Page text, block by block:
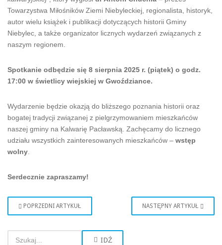
Towarzystwa Miłośników Ziemi Niebyleckiej, regionalista, historyk,
autor wielu książek i publikacji dotyczących historii Gminy
Niebylec, a także organizator licznych wydarzeń związanych z
naszym regionem.
Spotkanie odbędzie się 8 sierpnia 2025 r. (piątek) o godz.
17:00 w świetlicy wiejskiej w Gwoździance.
Wydarzenie będzie okazją do bliższego poznania historii oraz
bogatej tradycji związanej z pielgrzymowaniem mieszkańców
naszej gminy na Kalwarię Pacławską. Zachęcamy do licznego
udziału wszystkich zainteresowanych mieszkańców – wstęp
wolny.
Serdecznie zapraszamy!
POPRZEDNI ARTYKUŁ NASTĘPNY ARTYKUŁ
IDŹ